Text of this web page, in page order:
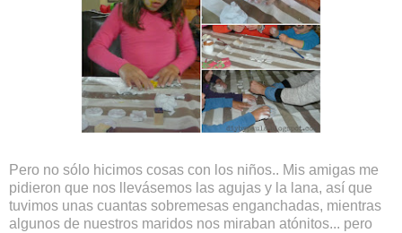
Pero no sólo hicimos cosas con los niños.. Mis amigas me
pidieron que nos llevásemos las agujas y la lana, así que
tuvimos unas cuantas sobremesas enganchadas, mientras
algunos de nuestros maridos nos miraban atónitos... pero